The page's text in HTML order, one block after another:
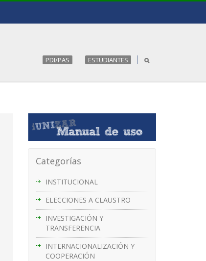
PDI/PAS ESTUDIANTES
Categorías
INSTITUCIONAL
ELECCIONES A CLAUSTRO
INVESTIGACIÓN Y
TRANSFERENCIA
INTERNACIONALIZACIÓN Y
COOPERACIÓN